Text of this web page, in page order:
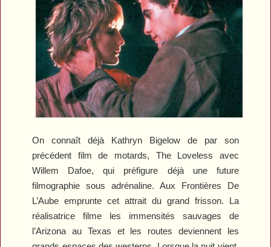
On connaît déjà Kathryn Bigelow de par son
précédent film de motards, The Loveless avec
Willem Dafoe, qui préfigure déjà une future
filmographie sous adrénaline.Aux Frontières De
L’Aube emprunte cet attrait du grand frisson. La
réalisatrice filme les immensités sauvages de
l’Arizona au Texas et les routes deviennent les